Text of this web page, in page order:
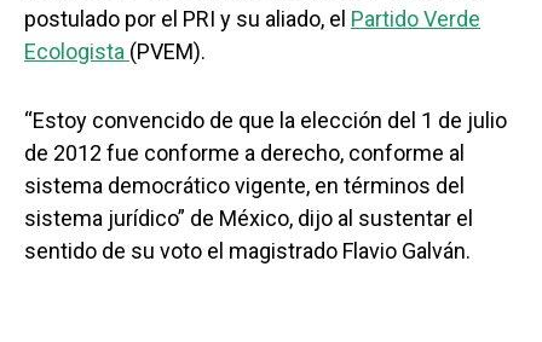
postulado por el PRI y su aliado, el Partido Verde
Ecologista (PVEM).
“Estoy convencido de que la elección del 1 de julio
de 2012 fue conforme a derecho, conforme al
sistema democrático vigente, en términos del
sistema jurídico” de México, dijo al sustentar el
sentido de su voto el magistrado Flavio Galván.